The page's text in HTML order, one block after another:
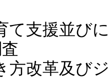
並びに子
及びジェ